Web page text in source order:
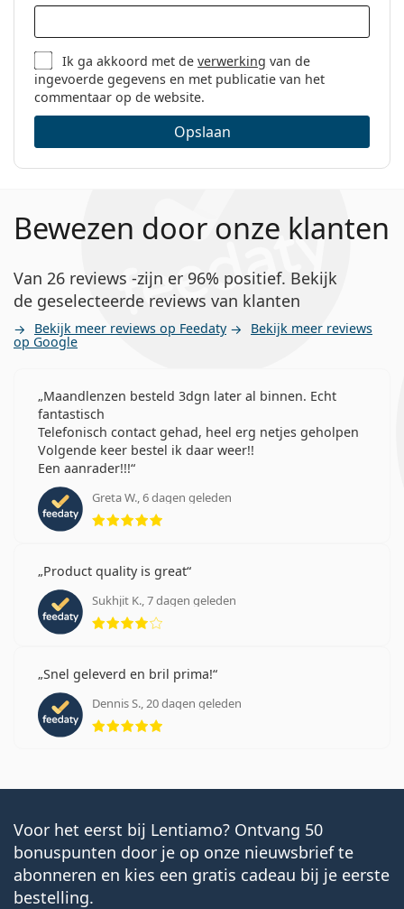
Ik ga akkoord met deverwerking van de
ingevoerde gegevens en met publicatie van het
commentaar op de website.
Opslaan
Bewezen door onze klanten
Van 26 reviews -zijn er 96% positief. Bekijk
de geselecteerde reviews van klanten
Bekijk meer reviews op Feedaty Bekijk meer reviews
op Google
Maandlenzen besteld 3dgn later al binnen. Echt
fantastisch
Telefonisch contact gehad, heel erg netjes geholpen
Volgende keer bestel ik daar weer!!
Een aanrader!!!
Greta W., 6 dagen geleden
Beoordeling 5 van 5
Product quality is great
Sukhjit K., 7 dagen geleden
Beoordeling 4 van 5
Snel geleverd en bril prima!
Dennis S., 20 dagen geleden
Beoordeling 5 van 5
Voor het eerst bij Lentiamo? Ontvang 50
bonuspunten door je op onze nieuwsbrief te
abonneren en kies een gratis cadeau bij je eerste
bestelling.